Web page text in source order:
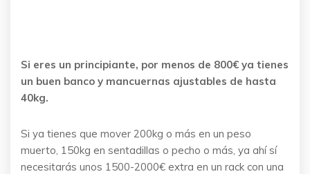
Si eres un principiante, por menos de 800€ ya tienes
un buen banco y mancuernas ajustables de hasta
40kg.
Si ya tienes que mover 200kg o más en un peso
muerto, 150kg en sentadillas o pecho o más, ya ahí sí
necesitarás unos 1500-2000€ extra en un rack con una